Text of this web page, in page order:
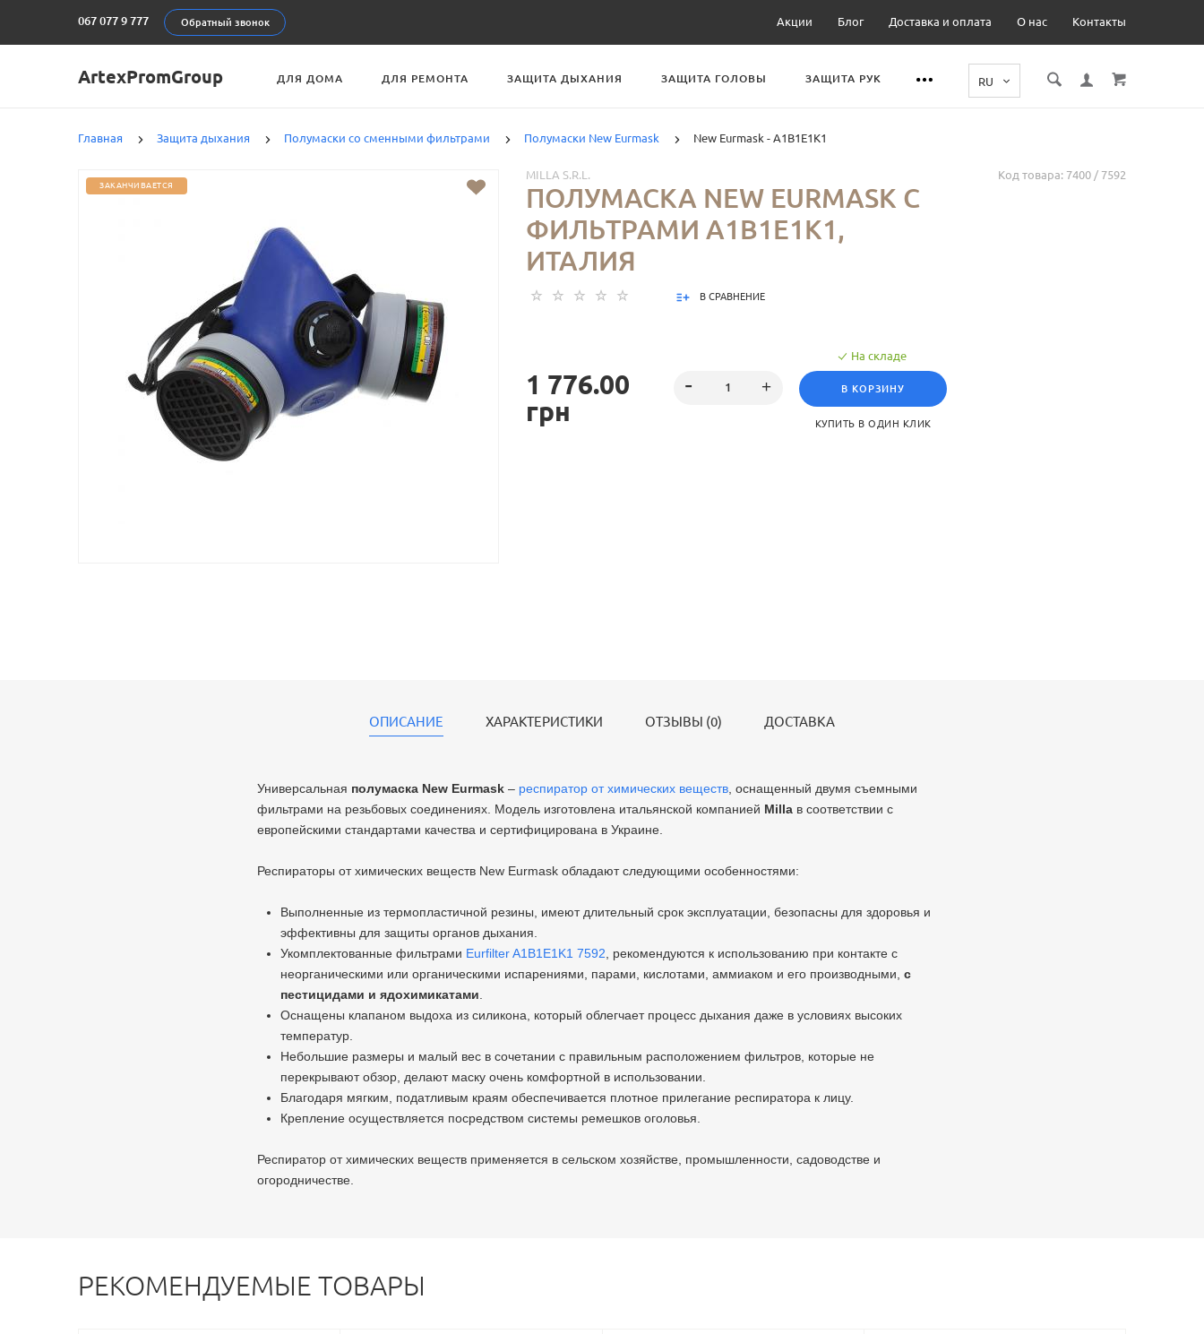
067 077 9 777 Обратный звонок Акции Блог Доставка и оплата О нас Контакты
ArtexPromGroup ДЛЯ ДОМА ДЛЯ РЕМОНТА ЗАЩИТА ДЫХАНИЯ ЗАЩИТА ГОЛОВЫ ЗАЩИТА РУК
Главная Защита дыхания Полумаски со сменными фильтрами Полумаски New Eurmask New Eurmask - А1B1E1K1
ЗАКАНЧИВАЕТСЯ
Код товара: 7400 / 7592
MILLA S.R.L.
ПОЛУМАСКА NEW EURMASK С
ФИЛЬТРАМИ А1B1E1K1,
ИТАЛИЯ
В СРАВНЕНИЕ
1 776.00
грн
На складе
В КОРЗИНУ
КУПИТЬ В ОДИН КЛИК
ОПИСАНИЕ ХАРАКТЕРИСТИКИ ОТЗЫВЫ (0) ДОСТАВКА
Универсальная полумаска New Eurmask – респиратор от химических веществ , оснащенный двумя съемными
фильтрами на резьбовых соединениях. Модель изготовлена итальянской компанией Milla в соответствии с
европейскими стандартами качества и сертифицирована в Украине.
Респираторы от химических веществ New Eurmask обладают следующими особенностями:
Выполненные из термопластичной резины, имеют длительный срок эксплуатации, безопасны для здоровья и
эффективны для защиты органов дыхания.
Укомплектованные фильтрами Eurfilter A1B1E1K1 7592 , рекомендуются к использованию при контакте с
неорганическими или органическими испарениями, парами, кислотами, аммиаком и его производными, с
пестицидами и ядохимикатами
Оснащены клапаном выдоха из силикона, который облегчает процесс дыхания даже в условиях высоких
температур.
Небольшие размеры и малый вес в сочетании с правильным расположением фильтров, которые не
перекрывают обзор, делают маску очень комфортной в использовании.
Благодаря мягким, податливым краям обеспечивается плотное прилегание респиратора к лицу.
Крепление осуществляется посредством системы ремешков оголовья.
Респиратор от химических веществ применяется в сельском хозяйстве, промышленности, садоводстве и
огородничестве.
РЕКОМЕНДУЕМЫЕ ТОВАРЫ